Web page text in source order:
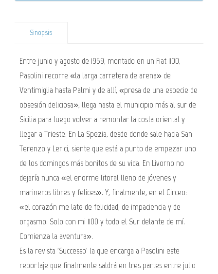
Sinopsis
Entre junio y agosto de 1959, montado en un Fiat 1100,
Pasolini recorre «la larga carretera de arena» de
Ventimiglia hasta Palmi y de allí, «presa de una especie de
obsesión deliciosa», llega hasta el municipio más al sur de
Sicilia para luego volver a remontar la costa oriental y
llegar a Trieste. En La Spezia, desde donde sale hacia San
Terenzo y Lerici, siente que está a punto de empezar uno
de los domingos más bonitos de su vida. En Livorno no
dejaría nunca «el enorme litoral lleno de jóvenes y
marineros libres y felices». Y, finalmente, en el Circeo:
«el corazón me late de felicidad, de impaciencia y de
orgasmo. Solo con mi 1100 y todo el Sur delante de mí.
Comienza la aventura».
Es la revista 'Successo' la que encarga a Pasolini este
reportaje que finalmente saldrá en tres partes entre julio